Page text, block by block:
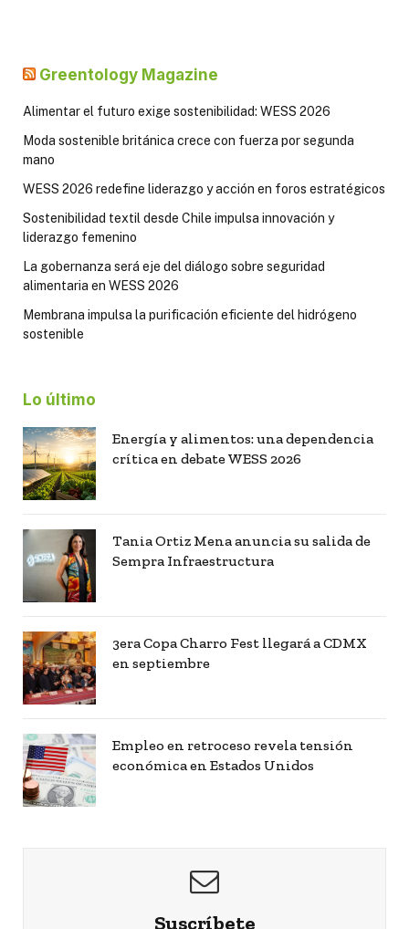
Greentology Magazine
Alimentar el futuro exige sostenibilidad: WESS 2026
Moda sostenible británica crece con fuerza por segunda
mano
WESS 2026 redefine liderazgo y acción en foros estratégicos
Sostenibilidad textil desde Chile impulsa innovación y
liderazgo femenino
La gobernanza será eje del diálogo sobre seguridad
alimentaria en WESS 2026
Membrana impulsa la purificación eficiente del hidrógeno
sostenible
Lo último
Energía y alimentos: una dependencia
crítica en debate WESS 2026
Tania Ortiz Mena anuncia su salida de
Sempra Infraestructura
3era Copa Charro Fest llegará a CDMX
en septiembre
Empleo en retroceso revela tensión
económica en Estados Unidos
Suscríbete